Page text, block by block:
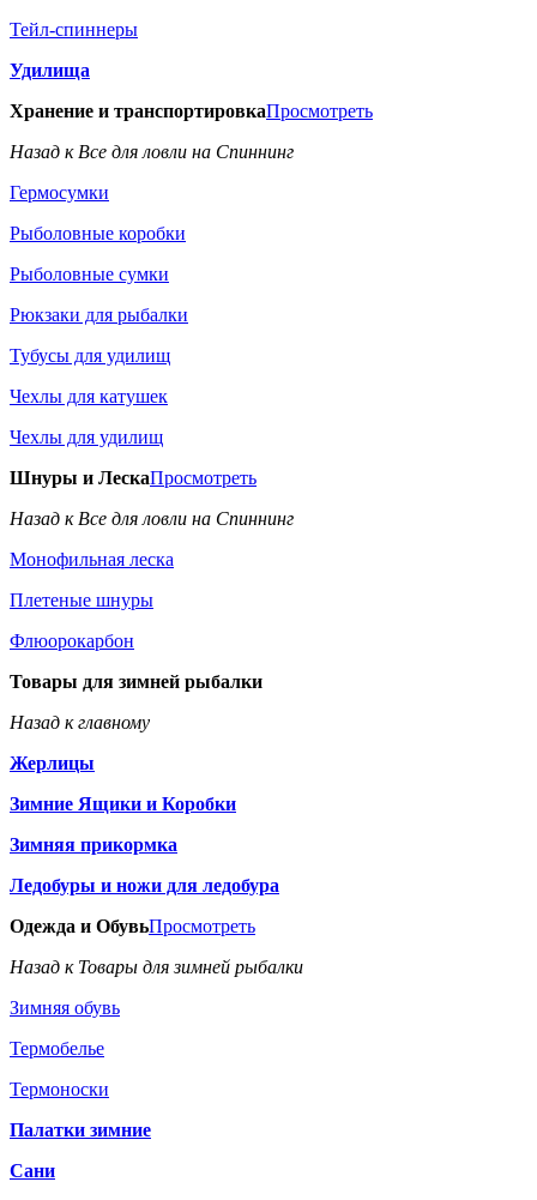
Тейл-спиннеры
Удилища
Хранение и транспортировкаПросмотреть
Назад к Все для ловли на Спиннинг
Гермосумки
Рыболовные коробки
Рыболовные сумки
Рюкзаки для рыбалки
Тубусы для удилищ
Чехлы для катушек
Чехлы для удилищ
Шнуры и ЛескаПросмотреть
Назад к Все для ловли на Спиннинг
Монофильная леска
Плетеные шнуры
Флюорокарбон
Товары для зимней рыбалки
Назад к главному
Жерлицы
Зимние Ящики и Коробки
Зимняя прикормка
Ледобуры и ножи для ледобура
Одежда и ОбувьПросмотреть
Назад к Товары для зимней рыбалки
Зимняя обувь
Термобелье
Термоноски
Палатки зимние
Сани